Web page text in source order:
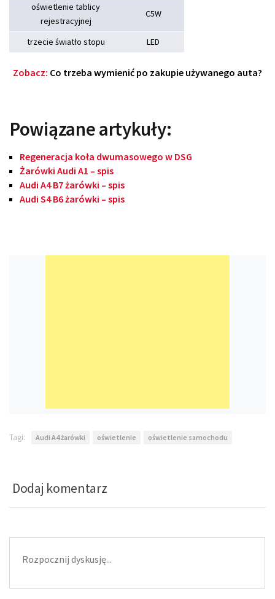
oświetlenie tablicy
rejestracyjnej
C5W
trzecie światło stopu LED
Zobacz: Co trzeba wymienić po zakupie używanego auta?
Powiązane artykuły:
Regeneracja koła dwumasowego w DSG
Żarówki Audi A1 – spis
Audi A4 B7 żarówki – spis
Audi S4 B6 żarówki – spis
Tagi: Audi A4 żarówki oświetlenie oświetlenie samochodu
Dodaj komentarz